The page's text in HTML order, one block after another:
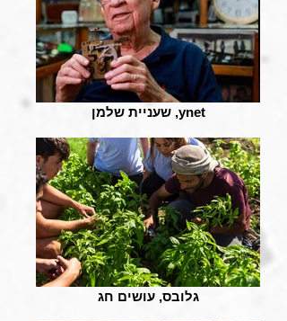
שעניית שלמן ,ynet
גלובס, עושים חג